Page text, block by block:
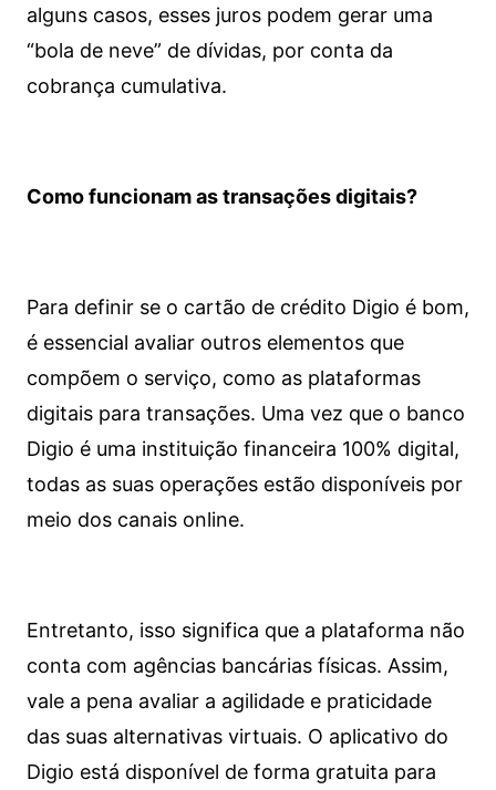
alguns casos, esses juros podem gerar uma
“bola de neve” de dívidas, por conta da
cobrança cumulativa.
Como funcionam as transações digitais?
Para definir se o cartão de crédito Digio é bom,
é essencial avaliar outros elementos que
compõem o serviço, como as plataformas
digitais para transações. Uma vez que o banco
Digio é uma instituição financeira 100% digital,
todas as suas operações estão disponíveis por
meio dos canais online.
Entretanto, isso significa que a plataforma não
conta com agências bancárias físicas. Assim,
vale a pena avaliar a agilidade e praticidade
das suas alternativas virtuais. O aplicativo do
Digio está disponível de forma gratuita para